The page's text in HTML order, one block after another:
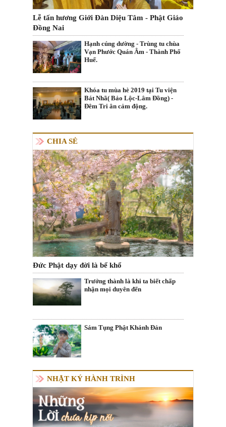
Lễ tấn hương Giới Đàn Diệu Tâm - Phật Giáo
Đồng Nai
Hạnh cúng dường - Trùng tu chùa
Vạn Phước Quán Âm - Thành Phố
Huế.
Khóa tu mùa hè 2019 tại Tu viện
Bát Nhã( Bảo Lộc-Lâm Đồng) -
Đêm Tri ân cảm động.
CHIA SẺ
Đức Phật dạy đời là bể khổ
Trưởng thành là khi ta biết chấp
nhận mọi duyên đến
Sám Tụng Phật Khánh Đản
NHẬT KÝ HÀNH TRÌNH